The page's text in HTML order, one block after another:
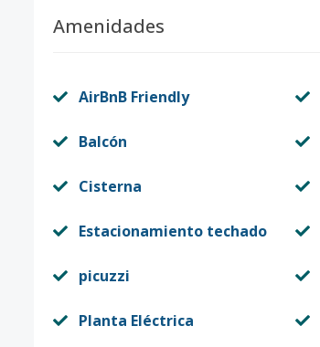
Amenidades
AirBnB Friendly
Balcón
Cisterna
Estacionamiento techado
picuzzi
Planta Eléctrica